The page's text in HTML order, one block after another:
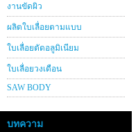
งานขัดผิว
ผลิตใบเลื่อยตามแบบ
ใบเลื่อยตัดอลูมิเนียม
ใบเลื่อยวงเดือน
SAW BODY
บทความ